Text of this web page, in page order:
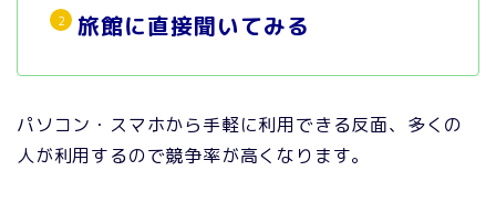
旅館に直接聞いてみる
パソコン・スマホから手軽に利用できる反面、多くの
人が利用するので競争率が高くなります。